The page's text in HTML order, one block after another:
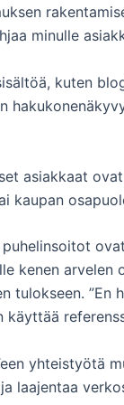
minulle
kuten
asiakkaat
kaupan
kenen
tulokseen.
käyttää
yhteistyötä
laajentaa